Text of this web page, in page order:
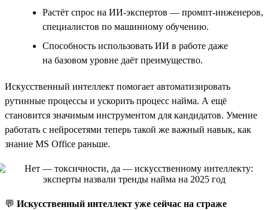
Растёт спрос на ИИ-экспертов — промпт-инженеров,
специалистов по машинному обучению.
Способность использовать ИИ в работе даже
на базовом уровне даёт преимущество.
Искусственный интеллект помогает автоматизировать
рутинные процессы и ускорить процесс найма. А ещё
становится значимым инструментом для кандидатов. Умение
работать с нейросетями теперь такой же важный навык, как
знание MS Office раньше.
💬 Искусственный интеллект уже сейчас на страже